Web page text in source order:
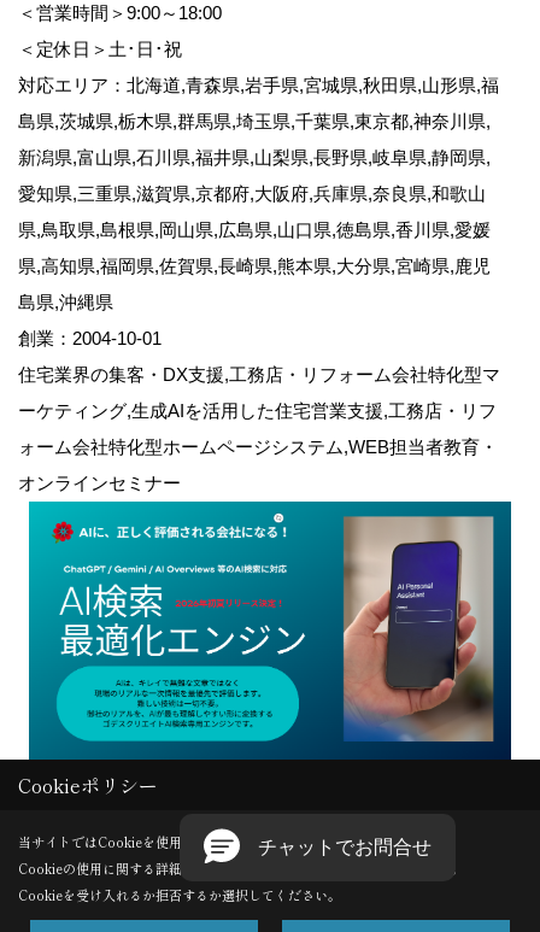
＜営業時間＞9:00～18:00
＜定休日＞土･日･祝
対応エリア：北海道,青森県,岩手県,宮城県,秋田県,山形県,福
島県,茨城県,栃木県,群馬県,埼玉県,千葉県,東京都,神奈川県,
新潟県,富山県,石川県,福井県,山梨県,長野県,岐阜県,静岡県,
愛知県,三重県,滋賀県,京都府,大阪府,兵庫県,奈良県,和歌山
県,鳥取県,島根県,岡山県,広島県,山口県,徳島県,香川県,愛媛
県,高知県,福岡県,佐賀県,長崎県,熊本県,大分県,宮崎県,鹿児
島県,沖縄県
創業：2004-10-01
住宅業界の集客・DX支援,工務店・リフォーム会社特化型マ
ーケティング,生成AIを活用した住宅営業支援,工務店・リフ
ォーム会社特化型ホームページシステム,WEB担当者教育・
オンラインセミナー
Copyright (c) GODDESS CREATE. All Rights Reserved.
Produced byゴデスクリエイト
Cookieポリシー
当サイトではCookieを使用します。
Cookieの使用に関する詳細は 「プライバシーポリシー
」をご覧ください。
Cookieを受け入れるか拒否するか選択してください。